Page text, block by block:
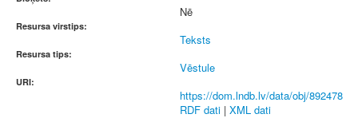
Nē
Resursa virstips:
Teksts
Resursa tips:
Vēstule
URI:
https://dom.lndb.lv/data/obj/892478
RDF dati | XML dati